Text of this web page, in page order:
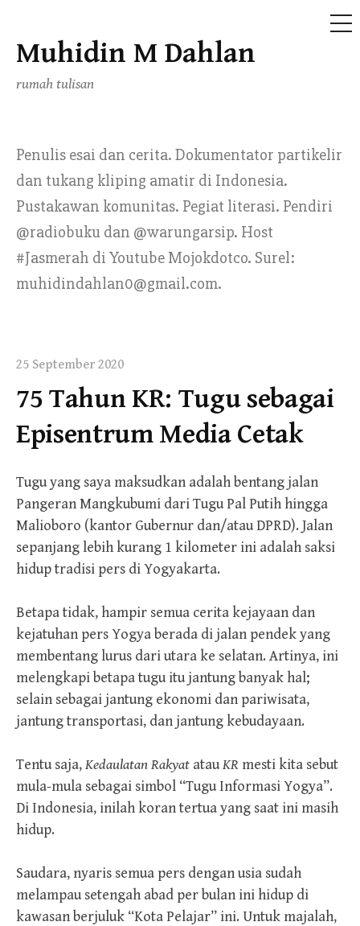
Skip
content
Muhidin M Dahlan
rumah tulisan
Penulis esai dan cerita. Dokumentator partikelir
dan tukang kliping amatir di Indonesia.
Pustakawan komunitas. Pegiat literasi. Pendiri
@radiobuku dan @warungarsip. Host
#Jasmerah di Youtube Mojokdotco. Surel:
muhidindahlan0@gmail.com.
25 September 2020
75 Tahun KR: Tugu sebagai
Episentrum Media Cetak
Tugu yang saya maksudkan adalah bentang jalan
Pangeran Mangkubumi dari Tugu Pal Putih hingga
Malioboro (kantor Gubernur dan/atau DPRD). Jalan
sepanjang lebih kurang 1 kilometer ini adalah saksi
hidup tradisi pers di Yogyakarta.
Betapa tidak, hampir semua cerita kejayaan dan
kejatuhan pers Yogya berada di jalan pendek yang
membentang lurus dari utara ke selatan. Artinya, ini
melengkapi betapa tugu itu jantung banyak hal;
selain sebagai jantung ekonomi dan pariwisata,
jantung transportasi, dan jantung kebudayaan.
Tentu saja,Kedaulatan Rakyat atauKR mesti kita sebut
mula-mula sebagai simbol “Tugu Informasi Yogya”.
Di Indonesia, inilah koran tertua yang saat ini masih
hidup.
Saudara, nyaris semua pers dengan usia sudah
melampau setengah abad per bulan ini hidup di
kawasan berjuluk “Kota Pelajar” ini. Untuk majalah,